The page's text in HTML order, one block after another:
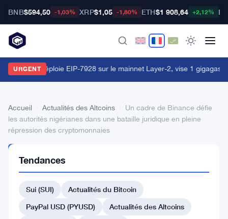
BNB$594,50 -1,03% XRP$1,05 -1,80% ETH$1 908,64 +2,12%
URGENT
Chain déploie EIP-7928 sur le mainnet Layer-2, vise 1 gigagas
Accueil Actualités des Altcoins
Un cadre de Binance défie
les autorités nigérianes dans une bataille juridique en pleine
répression des cryptomonnaies
DES
ALTCOINS
cadre
Tendances
Sui (SUI)
Actualités du Bitcoin
PayPal USD (PYUSD)
Actualités des Altcoins